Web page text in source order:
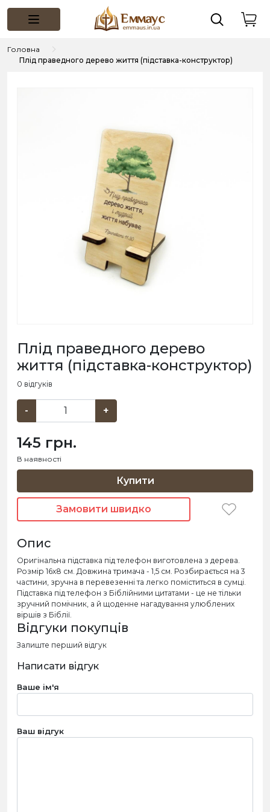
Головна
Плід праведного дерево життя (підставка-конструктор)
Плід праведного дерево
життя (підставка-конструктор)
0 відгуків
- +
145 грн.
В наявності
Купити
Замовити швидко
Опис
Оригінальна підставка під телефон виготовлена з дерева.
Розмір 16х8 см. Довжина тримача - 1,5 см. Розбирається на 3
частини, зручна в перевезенні та легко поміститься в сумці.
Підставка під телефон з Біблійними цитатами - це не тільки
зручний помічник, а й щоденне нагадування улюблених
віршів з Біблії.
Відгуки покупців
Залиште перший відгук
Написати відгук
Ваше ім'я
Ваш відгук